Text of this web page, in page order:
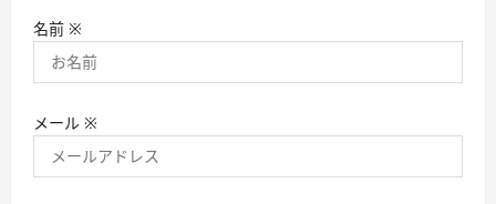
名前 ※
メール ※